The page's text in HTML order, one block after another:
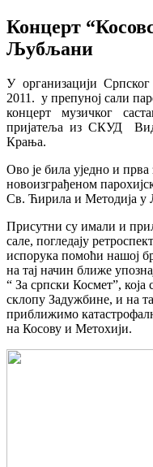
Концерт
Љубљани
У организацији
2011. у препуној сали
концерт музичког
пријатеља из СКУД
Крања.
Ово је била уједно и
новоизграђеном
Св. Ћирила и Методија
Присутни су имали и
сале, погледају
испорука помоћи нашој
на тај начин ближе
“ За српски Космет”,
склопу Задужбине, и на
приближимо
на Косову и Метохији.